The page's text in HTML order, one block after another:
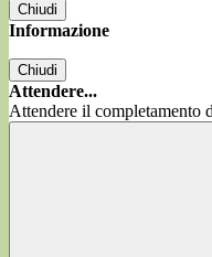
Chiudi
Informazione
Chiudi
Attendere...
Attendere il completamento